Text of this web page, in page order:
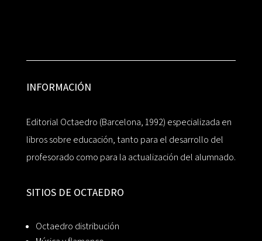
INFORMACIÓN
Editorial Octaedro (Barcelona, 1992) especializada en
libros sobre educación, tanto para el desarrollo del
profesorado como para la actualización del alumnado.
SITIOS DE OCTAEDRO
Octaedro distribución